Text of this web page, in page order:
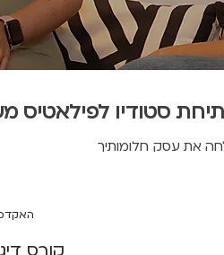
סטודיו לפילאטיס
את עסק חלומותיך
ה